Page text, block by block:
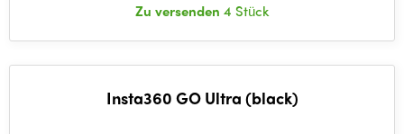
Zu versenden 4 Stück
Insta360 GO Ultra (black)